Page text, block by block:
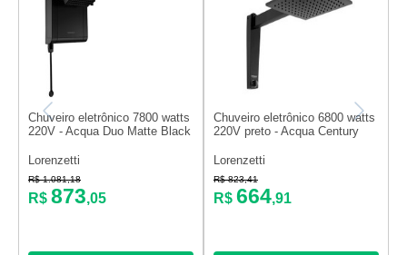
Chuveiro eletrônico 7800 watts
220V - Acqua Duo Matte Black
Lorenzetti
R$ 1.081,18
R$ 873,05
Chuveiro eletrônico 6800 watts
220V preto - Acqua Century
Lorenzetti
R$ 823,41
R$ 664,91